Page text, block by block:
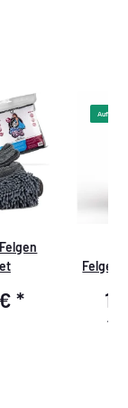
*
Auf Lager